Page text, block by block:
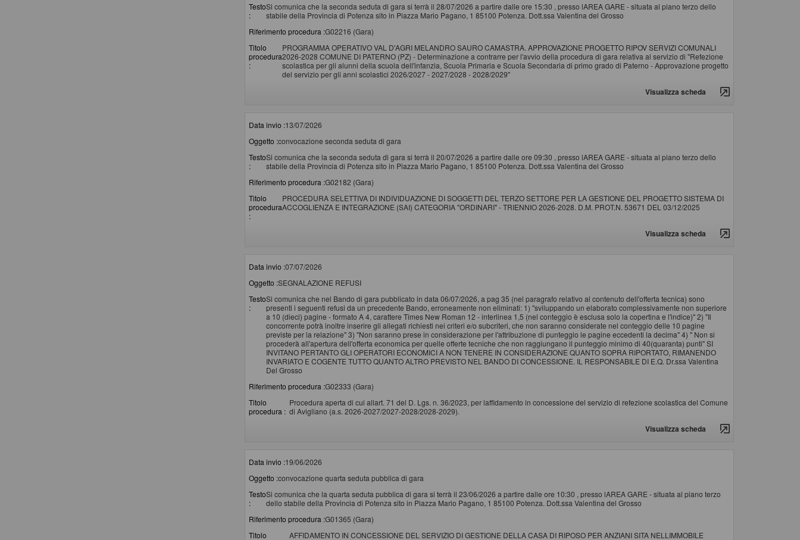
Testo
:
Si comunica che la seconda seduta di gara si terrà il 28/07/2026 a partire dalle ore 15:30 , presso lAREA GARE - situata al piano terzo dello
stabile della Provincia di Potenza sito in Piazza Mario Pagano, 1 85100 Potenza. Dott.ssa Valentina del Grosso
Riferimento procedura :G02216 (Gara)
Titolo
procedura
:
PROGRAMMA OPERATIVO VAL D'AGRI MELANDRO SAURO CAMASTRA. APPROVAZIONE PROGETTO RIPOV SERVIZI COMUNALI
2026-2028 COMUNE DI PATERNO (PZ) - Determinazione a contrarre per l'avvio della procedura di gara relativa al servizio di "Refezione
scolastica per gli alunni della scuola dell'infanzia, Scuola Primaria e Scuola Secondaria di primo grado di Paterno - Approvazione progetto
del servizio per gli anni scolastici 2026/2027 - 2027/2028 - 2028/2029"
Visualizza scheda
Data invio :13/07/2026
Oggetto :convocazione seconda seduta di gara
Testo
:
Si comunica che la seconda seduta di gara si terrà il 20/07/2026 a partire dalle ore 09:30 , presso lAREA GARE - situata al piano terzo dello
stabile della Provincia di Potenza sito in Piazza Mario Pagano, 1 85100 Potenza. Dott.ssa Valentina del Grosso
Riferimento procedura :G02182 (Gara)
Titolo
procedura
:
PROCEDURA SELETTIVA DI INDIVIDUAZIONE DI SOGGETTI DEL TERZO SETTORE PER LA GESTIONE DEL PROGETTO SISTEMA DI
ACCOGLIENZA E INTEGRAZIONE (SAI) CATEGORIA "ORDINARI" - TRIENNIO 2026-2028. D.M. PROT.N. 53671 DEL 03/12/2025
Visualizza scheda
Data invio :07/07/2026
Oggetto :SEGNALAZIONE REFUSI
Testo
:
Si comunica che nel Bando di gara pubblicato in data 06/07/2026, a pag 35 (nel paragrafo relativo al contenuto dell'offerta tecnica) sono
presenti i seguenti refusi da un precedente Bando, erroneamente non eliminati: 1) "sviluppando un elaborato complessivamente non superiore
a 10 (dieci) pagine - formato A 4, carattere Times New Roman 12 - interlinea 1,5 (nel conteggio è esclusa solo la copertina e l'indice)" 2) "Il
concorrente potrà inoltre inserire gli allegati richiesti nei criteri e/o subcriteri, che non saranno considerate nel conteggio delle 10 pagine
previste per la relazione" 3) "Non saranno prese in considerazione per l'attribuzione di punteggio le pagine eccedenti la decima" 4) " Non si
procederà all'apertura dell'offerta economica per quelle offerte tecniche che non raggiungano il punteggio minimo di 40(quaranta) punti" SI
INVITANO PERTANTO GLI OPERATORI ECONOMICI A NON TENERE IN CONSIDERAZIONE QUANTO SOPRA RIPORTATO, RIMANENDO
INVARIATO E COGENTE TUTTO QUANTO ALTRO PREVISTO NEL BANDO DI CONCESSIONE. IL RESPONSABILE DI E.Q. Dr.ssa Valentina
Del Grosso
Riferimento procedura :G02333 (Gara)
Titolo
procedura :
Procedura aperta di cui allart. 71 del D. Lgs. n. 36/2023, per laffidamento in concessione del servizio di refezione scolastica del Comune
di Avigliano (a.s. 2026-2027/2027-2028/2028-2029).
Visualizza scheda
Data invio :19/06/2026
Oggetto :convocazione quarta seduta pubblica di gara
Testo
:
Si comunica che la quarta seduta pubblica di gara si terrà il 23/06/2026 a partire dalle ore 10:30 , presso lAREA GARE - situata al piano terzo
dello stabile della Provincia di Potenza sito in Piazza Mario Pagano, 1 85100 Potenza. Dott.ssa Valentina del Grosso
Riferimento procedura :G01365 (Gara)
Titolo
AFFIDAMENTO IN CONCESSIONE DEL SERVIZIO DI GESTIONE DELLA CASA DI RIPOSO PER ANZIANI SITA NELLIMMOBILE